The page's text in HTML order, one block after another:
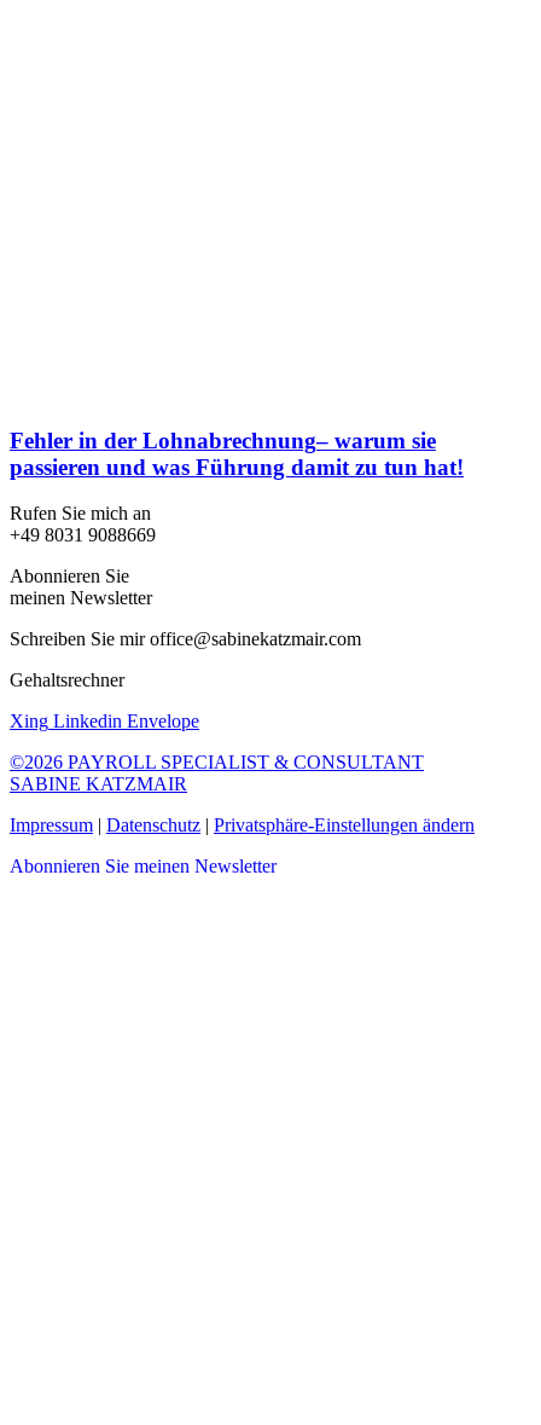
Fehler in der Lohnabrechnung– warum sie
passieren und was Führung damit zu tun hat!
Rufen Sie mich an
+49 8031 9088669
Abonnieren Sie
meinen Newsletter
Schreiben Sie mir office@sabinekatzmair.com
Gehaltsrechner
Xing Linkedin Envelope
©2026 PAYROLL SPECIALIST & CONSULTANT
SABINE KATZMAIR
Impressum | Datenschutz | Privatsphäre-Einstellungen ändern
Abonnieren Sie meinen Newsletter